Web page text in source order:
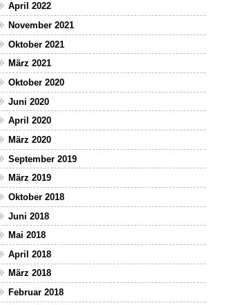
April 2022
November 2021
Oktober 2021
März 2021
Oktober 2020
Juni 2020
April 2020
März 2020
September 2019
März 2019
Oktober 2018
Juni 2018
Mai 2018
April 2018
März 2018
Februar 2018